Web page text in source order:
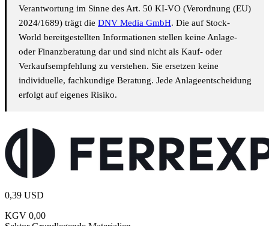
Verantwortung im Sinne des Art. 50 KI-VO (Verordnung (EU)
2024/1689) trägt die DNV Media GmbH. Die auf Stock-
World bereitgestellten Informationen stellen keine Anlage-
oder Finanzberatung dar und sind nicht als Kauf- oder
Verkaufsempfehlung zu verstehen. Sie ersetzen keine
individuelle, fachkundige Beratung. Jede Anlageentscheidung
erfolgt auf eigenes Risiko.
0,39 USD
KGV 0,00